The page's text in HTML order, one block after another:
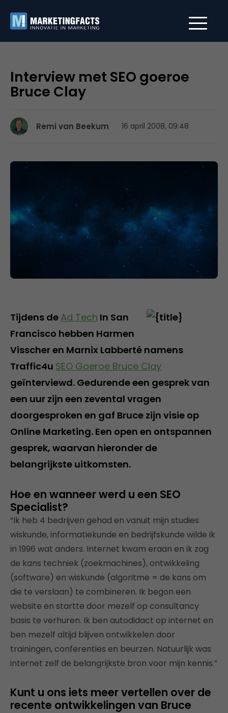
Interview met SEO goeroe
Bruce Clay
Remi van Beekum 16 april 2008, 09:48
Tijdens de Ad Tech In San
Francisco hebben Harmen
Visscher en Marnix Labberté namens
Traffic4u SEO Goeroe Bruce Clay
geïnterviewd. Gedurende een gesprek van
een uur zijn een zevental vragen
doorgesproken en gaf Bruce zijn visie op
Online Marketing. Een open en ontspannen
gesprek, waarvan hieronder de
belangrijkste uitkomsten.
Hoe en wanneer werd u een SEO
Specialist?
“Ik heb 4 bedrijven gehad en vanuit mijn studies
wiskunde, informatiekunde en bedrijfskunde wilde ik
in 1996 wat anders. Internet kwam eraan en ik zag
de kans techniek (zoekmachines), ontwikkeling
(software) en wiskunde (algoritme = de kans om
die te verslaan) te combineren. Ik begon een
website en startte door mezelf op consultancy
basis te verhuren. Ik ben autodidact op internet en
ben mezelf altijd blijven ontwikkelen door
trainingen, conferenties en beurzen. Natuurlijk was
internet zelf de belangrijkste bron voor mijn kennis.”
Kunt u ons iets meer vertellen over de
recente ontwikkelingen van Bruce